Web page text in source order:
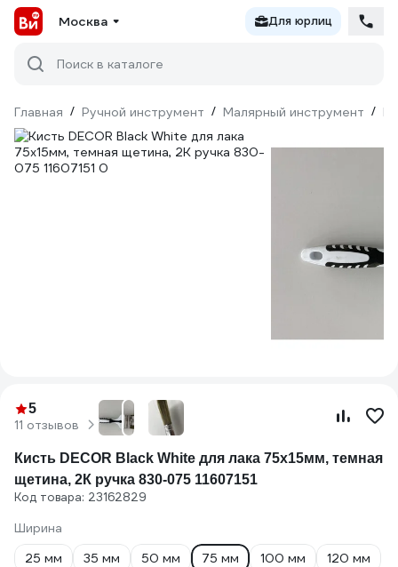
Москва Для юрлиц
Поиск в каталоге
Главная / Ручной инструмент / Малярный инструмент /
5
11 отзывов
Кисть DECOR Black White для лака 75x15мм, темная
щетина, 2К ручка 830-075 11607151
Код товара: 23162829
Ширина
25 мм
35 мм 50 мм 75 мм 100 мм 120 мм